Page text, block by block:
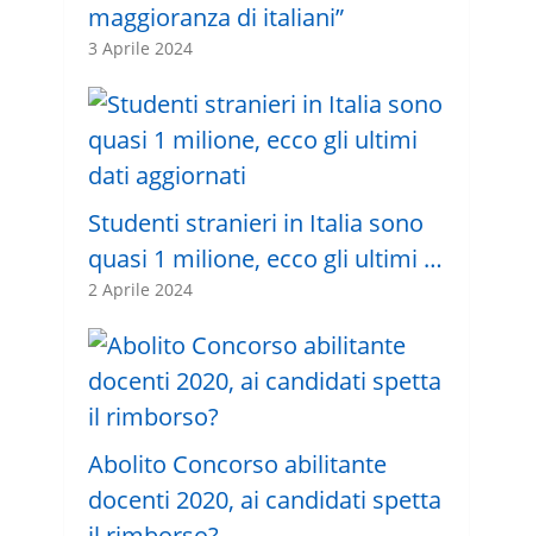
maggioranza di italiani”
3 Aprile 2024
Studenti stranieri in Italia sono
quasi 1 milione, ecco gli ultimi …
2 Aprile 2024
Abolito Concorso abilitante
docenti 2020, ai candidati spetta